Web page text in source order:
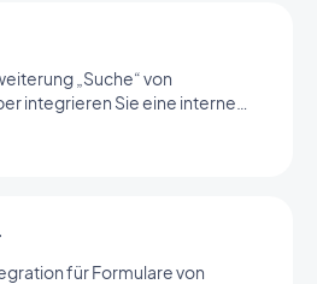
„Suche“ von
integrieren Sie eine interne
Inhalte schnell finden können.
für Formulare von